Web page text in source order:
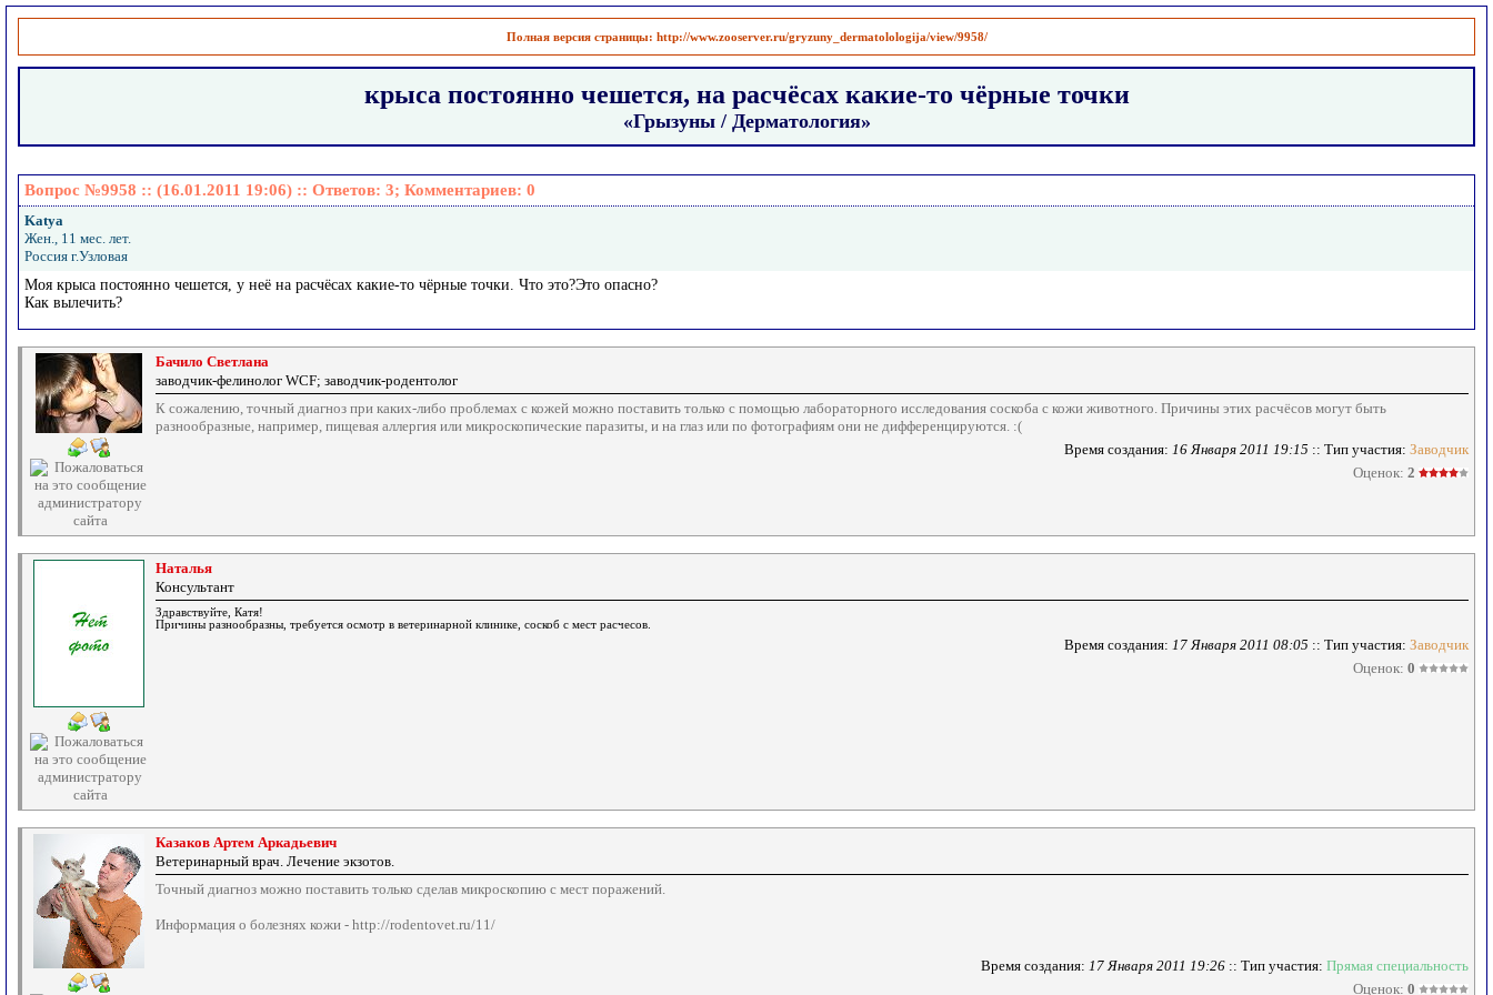
Полная версия страницы: http://www.zooserver.ru/gryzuny_dermatolologija/view/9958/
крыса постоянно чешется, на расчёсах какие-то чёрные точки
«Грызуны / Дерматология»
Вопрос №9958 :: (16.01.2011 19:06) :: Ответов: 3; Комментариев: 0
Katya
Жен., 11 мес. лет.
Россия г.Узловая
Моя крыса постоянно чешется, у неё на расчёсах какие-то чёрные точки. Что это?Это опасно?
Как вылечить?
Бачило Светлана
заводчик-фелинолог WCF; заводчик-родентолог
К сожалению, точный диагноз при каких-либо проблемах с кожей можно поставить только с помощью лабораторного исследования соскоба с кожи животного. Причины этих расчёсов могут быть
разнообразные, например, пищевая аллергия или микроскопические паразиты, и на глаз или по фотографиям они не дифференцируются. :(
Время создания: 16 Января 2011 19:15 :: Тип участия: Заводчик
Оценок: 2
Наталья
Консультант
Здравствуйте, Катя!
Причины разнообразны, требуется осмотр в ветеринарной клинике, соскоб с мест расчесов.
Время создания: 17 Января 2011 08:05 :: Тип участия: Заводчик
Оценок: 0
Казаков Артем Аркадьевич
Ветеринарный врач. Лечение экзотов.
Точный диагноз можно поставить только сделав микроскопию с мест поражений.
Информация о болезнях кожи - http://rodentovet.ru/11/
Время создания: 17 Января 2011 19:26 :: Тип участия: Прямая специальность
Оценок: 0